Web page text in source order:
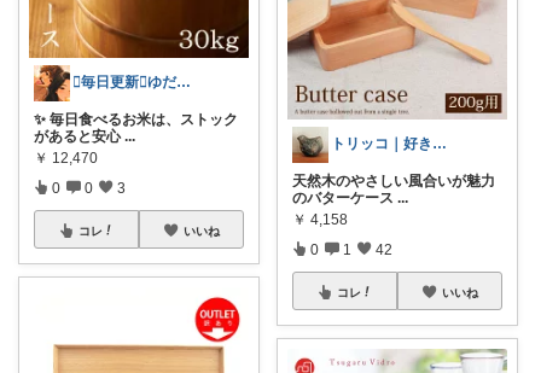
🫪毎日更新🫪ゆだむパパ(ママも)
✨ 毎日食べるお米は、ストック
があると安心 ...
￥ 12,470
0 0 3
コレ いいね
トリッコ｜好きな雑貨・インテリア
天然木のやさしい風合いが魅力
のバターケース ...
￥ 4,158
0 1 42
コレ いいね